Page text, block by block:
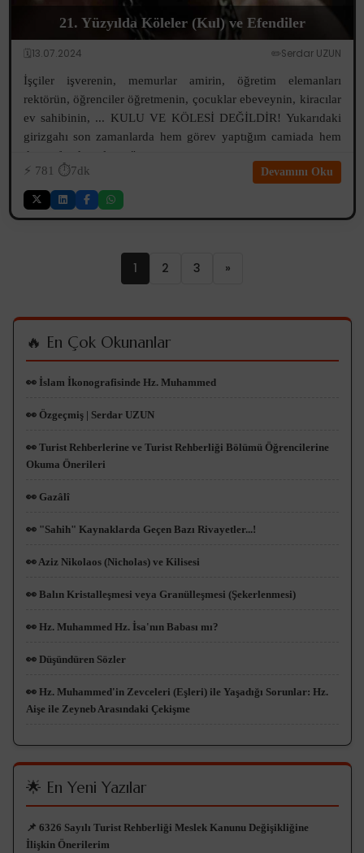
21. Yüzyılda Köleler (Kul) ve Efendiler
🗓️13.07.2024 ✏️Serdar UZUN
İşçiler işverenin, memurlar amirin, öğretim elemanları
rektörün, öğrenciler öğretmenin, çocuklar ebeveynin, kiracılar
ev sahibinin, ... KULU VE KÖLESİ DEĞİLDİR! Yukarıdaki
girizgahı son zamanlarda hem görev yaptığım camiada hem
de etrafımda onlarca "...
⚡️ 781 ⏱️7dk Devamını Oku
1 2 3 »
🔥 En Çok Okunanlar
👀 İslam İkonografisinde Hz. Muhammed
👀 Özgeçmiş | Serdar UZUN
👀 Turist Rehberlerine ve Turist Rehberliği Bölümü Öğrencilerine
Okuma Önerileri
👀 Gazâlî
👀 "Sahih" Kaynaklarda Geçen Bazı Rivayetler...!
👀 Aziz Nikolaos (Nicholas) ve Kilisesi
👀 Balın Kristalleşmesi veya Granülleşmesi (Şekerlenmesi)
👀 Hz. Muhammed Hz. İsa'nın Babası mı?
👀 Düşündüren Sözler
👀 Hz. Muhammed'in Zevceleri (Eşleri) ile Yaşadığı Sorunlar: Hz.
Aişe ile Zeyneb Arasındaki Çekişme
🌟 En Yeni Yazılar
📌 6326 Sayılı Turist Rehberliği Meslek Kanunu Değişikliğine
İlişkin Önerilerim